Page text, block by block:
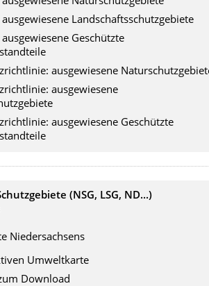
Landschaftsschutzgebiete
Geschützte
ausgewiesene
ausgewiesene
ausgewiesene Geschützte
(NSG, LSG, ND...)
Niedersachsens
Umweltkarte
Download